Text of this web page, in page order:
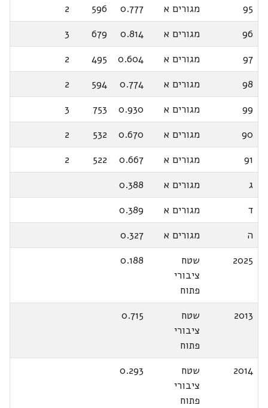
95
מגורים א 0.777
596
2
96
מגורים א 0.814
679
3
97
מגורים א 0.604
495
2
98
מגורים א 0.774
594
2
99
מגורים א 0.930
753
3
90
מגורים א 0.670
532
2
91
מגורים א 0.667
522
2
ג
מגורים א
0.388
ד
מגורים א
0.389
ה
מגורים א
0.327
2025
שטח
ציבורי
פתוח
0.188
2013
שטח
ציבורי
פתוח
0.715
2014
שטח
ציבורי
פתוח
0.293